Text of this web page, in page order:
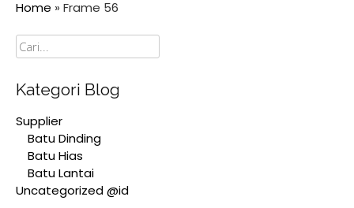
Home » Frame 56
Cari
Kategori Blog
Supplier
Batu Dinding
Batu Hias
Batu Lantai
Uncategorized @id